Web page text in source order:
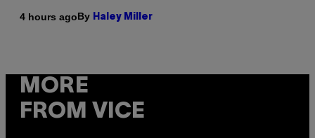
4 hours agoBy Haley Miller
MORE
FROM VICE